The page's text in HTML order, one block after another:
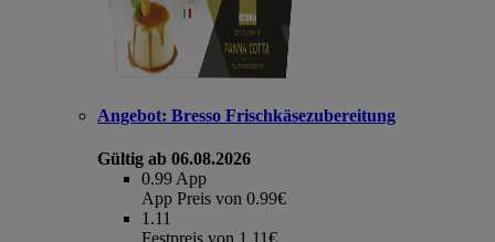
Angebot: Bresso Frischkäsezubereitung
Gültig ab 06.08.2026
0.99 App
App Preis von 0.99€
1.11